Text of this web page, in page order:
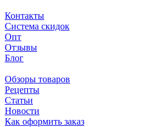
Контакты
Система скидок
Опт
Отзывы
Блог
Обзоры товаров
Рецепты
Статьи
Новости
Как оформить заказ